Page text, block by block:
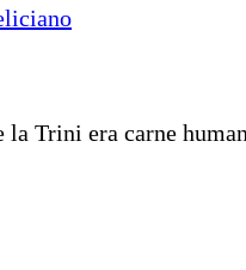
la Trini era carne